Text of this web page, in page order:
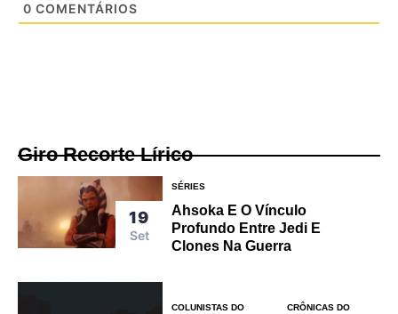
0 COMENTÁRIOS
Giro Recorte Lírico
19
Set
SÉRIES
Ahsoka E O Vínculo
Profundo Entre Jedi E
Clones Na Guerra
COLUNISTAS DO
CRÔNICAS DO